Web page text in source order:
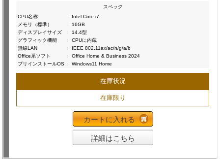
スペック
CPU名称
:
Intel Core i7
メモリ（標準）
:
16GB
ディスプレイサイズ
:
14.4型
グラフィック機能
:
CPUに内蔵
無線LAN
:
IEEE 802.11ax/ac/n/g/a/b
Office系ソフト
:
Office Home & Business 2024
プリインストールOS : Windows11 Home
在庫状況
在庫限り
カートに入れる
詳細はこちら